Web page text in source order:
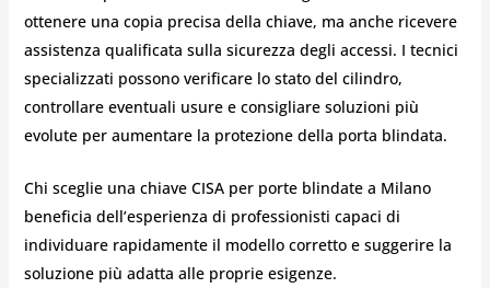
ottenere una copia precisa della chiave, ma anche ricevere
assistenza qualificata sulla sicurezza degli accessi. I tecnici
specializzati possono verificare lo stato del cilindro,
controllare eventuali usure e consigliare soluzioni più
evolute per aumentare la protezione della porta blindata.
Chi sceglie una chiave CISA per porte blindate a Milano
beneficia dell’esperienza di professionisti capaci di
individuare rapidamente il modello corretto e suggerire la
soluzione più adatta alle proprie esigenze.